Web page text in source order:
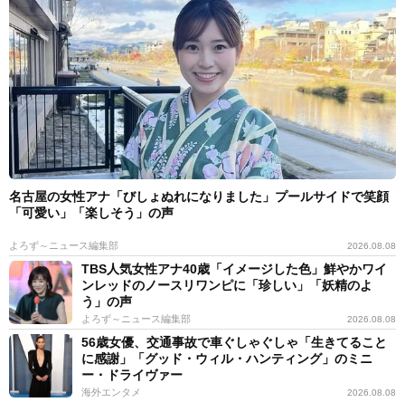
名古屋の女性アナ「びしょぬれになりました」プールサイドで笑顔
「可愛い」「楽しそう」の声
よろず～ニュース編集部 2026.08.08
TBS人気女性アナ40歳「イメージした色」鮮やかワイ
ンレッドのノースリワンピに「珍しい」「妖精のよ
う」の声
よろず～ニュース編集部 2026.08.08
56歳女優、交通事故で車ぐしゃぐしゃ「生きてること
に感謝」「グッド・ウィル・ハンティング」のミニ
ー・ドライヴァー
海外エンタメ 2026.08.08